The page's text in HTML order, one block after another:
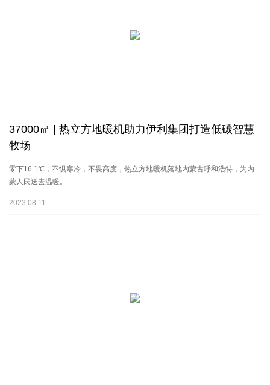
37000㎡ | 热立方地暖机助力伊利集团打造低碳智慧
牧场
零下16.1℃，不惧寒冷，不畏高度，热立方地暖机落地内蒙古呼和浩特，为内
蒙人民送去温暖。
2023.08.11